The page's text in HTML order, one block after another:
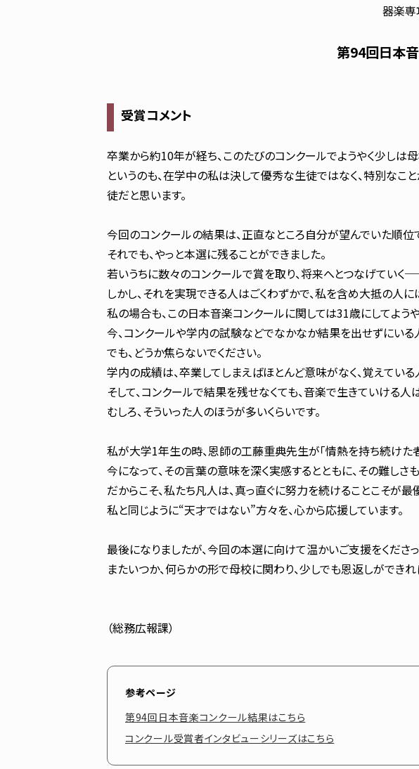
器楽専
第94回日本
受賞コメント
卒業から約10年が経ち、このたびのコンクールでようやく少しは
というのも、在学中の私は決して優秀な生徒ではなく、特別なこ
徒だと思います。
今回のコンクールの結果は、正直なところ自分が望んでいた順位
それでも、やっと本選に残ることができました。
若いうちに数々のコンクールで賞を取り、将来へとつなげていく
しかし、それを実現できる人はごくわずかで、私を含め大抵の人に
私の場合も、この日本音楽コンクールに関しては31歳にしてようや
今、コンクールや学内の試験などでなかなか結果を出せずにいる
でも、どうか焦らないでください。
学内の成績は、卒業してしまえばほとんど意味がなく、覚えている
そして、コンクールで結果を残せなくても、音楽で生きていける人
むしろ、そういった人のほうが多いくらいです。
私が大学1年生の時、恩師の工藤重典先生が「情熱を持ち続けた者
今になって、その言葉の意味を深く実感するとともに、その難しさ
だからこそ、私たち凡人は、真っ直ぐに努力を続けることこそが
私と同じように“天才ではない”方々を、心から応援しています。
最後になりましたが、今回の本選に向けて温かいご支援をくださ
またいつか、何らかの形で母校に関わり、少しでも恩返しができれ
（総務広報課）
参考ページ
第94回日本音楽コンクール結果はこちら
コンクール受賞者インタビューシリーズはこちら